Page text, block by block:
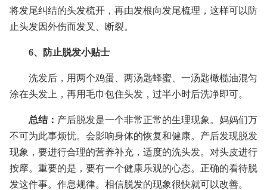
将发尾纠结的头发梳开，再由发根向发尾梳理，这样可以防
止头发因外伤而发叉、断裂。
6、防止脱发小贴士
洗发后，用两个鸡蛋、两汤匙蜂蜜、一汤匙橄榄油混匀
涂在头发上，再用毛巾包住头发，过半小时后洗净即可。
总结： 产后脱发是一个非常正常的生理现象。妈妈们万
不可为此事烦忧。会影响身体的恢复和健康。产后发现脱发
现象，要进行合理的营养补充，适度的洗头发。对头皮进行
按摩。重要的是，要有一个健康乐观的心态。正确的看待脱
发这件事。作息规律。相信脱发的现象很快就可以改善。